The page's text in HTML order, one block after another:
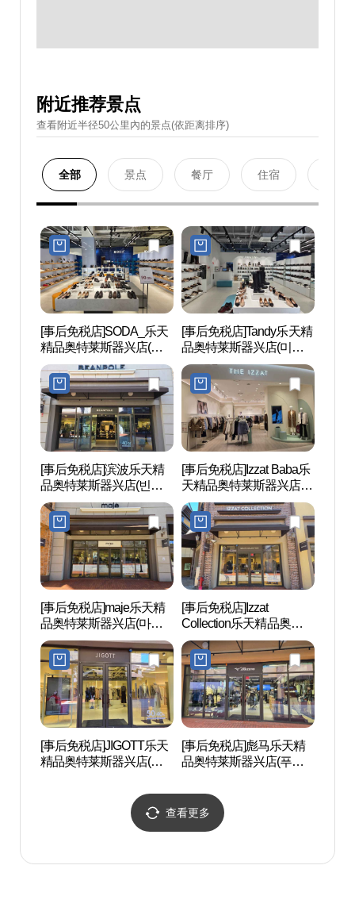
附近推荐景点
查看附近半径50公里內的景点(依距离排序)
全部 景点 餐厅 住宿
[事后免税店]SODA_乐天
精品奥特莱斯器兴店(소
다 롯데프리미엄아울렛
기흥점)
[事后免税店]Tandy乐天精
品奥特莱斯器兴店(미셀
바이탠디 롯데프리미엄
아울렛 기흥점)
[事后免税店]滨波乐天精
品奥特莱斯器兴店(빈폴
아울렛 롯데프리미엄아
울렛 기흥점)
[事后免税店]Izzat Baba乐
天精品奥特莱斯器兴店
(더아이잗 롯데프리미엄
아울렛 기흥점)
[事后免税店]maje乐天精
品奥特莱斯器兴店(마쥬
롯데프리미엄아울렛 기
흥점)
[事后免税店]Izzat
Collection乐天精品奥特莱
斯器兴店(더아이잗컬렉
션 롯데프리미엄아울렛
기흥점)
[事后免税店]JIGOTT乐天
精品奥特莱斯器兴店(지
[事后免税店]彪马乐天精
品奥特莱斯器兴店(푸마
흥점)
查看更多